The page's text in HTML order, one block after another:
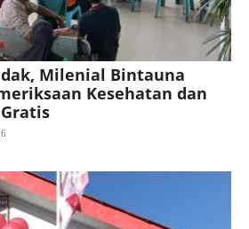
Milenial Bintauna
Kesehatan dan